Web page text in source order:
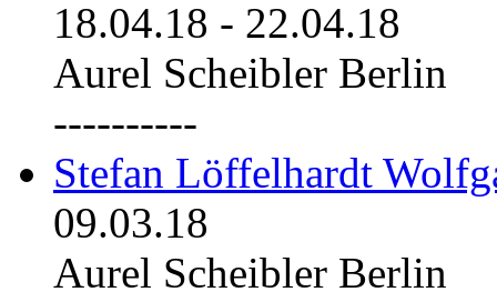
18.04.18 - 22.04.18
Aurel Scheibler Berlin
----------
Stefan Löffelhardt
09.03.18
Aurel Scheibler Berlin